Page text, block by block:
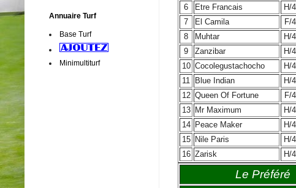
6
Etre Francais H/4
7
El Camila F/4
8
Muhtar H/4
9
Zanzibar H/4
10 Cocolegustachocho H/4
11
Blue Indian H/4
12 Queen Of Fortune F/4
13
Mr Maximum H/4
14
Peace Maker H/4
15
Nile Paris H/4
16 Zarisk H/4
Le Préféré
Annuaire Turf
Base Turf
Minimultiturf